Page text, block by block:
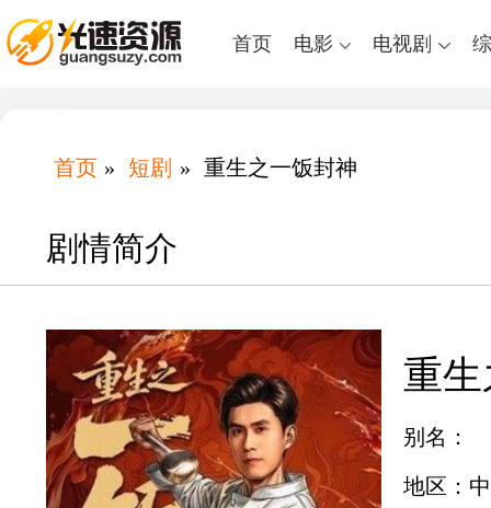
首页 电影 电视剧
首页 » 短剧 » 重生之一饭封神
剧情简介
重
别名：
地区：